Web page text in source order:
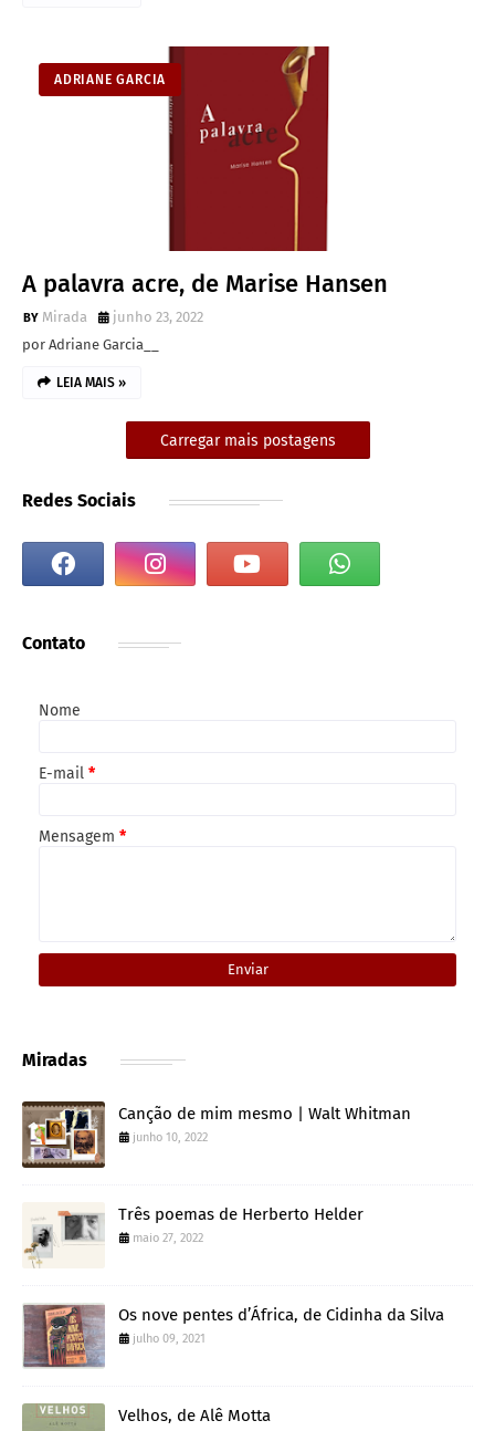
ADRIANE GARCIA
A palavra acre, de Marise Hansen
Mirada
junho 23, 2022
por Adriane Garcia__
LEIA MAIS »
Carregar mais postagens
Redes Sociais
Contato
Nome
E-mail *
Mensagem *
Miradas
Canção de mim mesmo | Walt Whitman
junho 10, 2022
Três poemas de Herberto Helder
maio 27, 2022
Os nove pentes d’África, de Cidinha da Silva
julho 09, 2021
Velhos, de Alê Motta